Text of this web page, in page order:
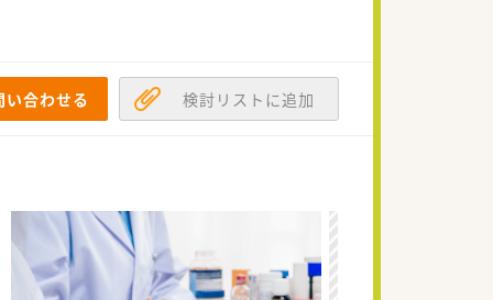
い合わせる 検討リストに追加